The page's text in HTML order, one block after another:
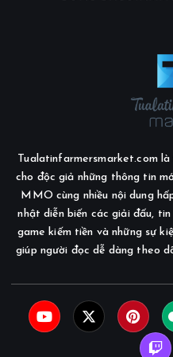
Tualatinfarmersmarket.com
cho độc giả những thông tin
MMO cùng nhiều nội dung
nhật diễn biến các giải đấu,
game kiếm tiền và những sự
giúp người đọc dễ dàng theo